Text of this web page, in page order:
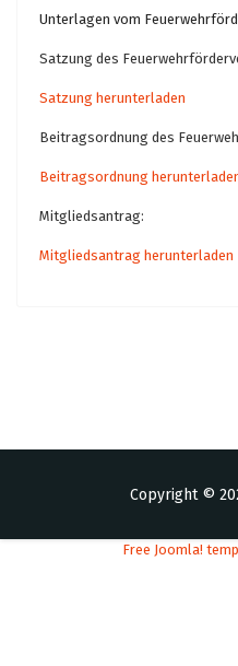
Unterlagen vom
Satzung des
Satzung herunterladen
Beitragsordnung des
Beitragsordnung
Mitgliedsantrag:
Mitgliedsantrag herunterladen
Copyright ©
Free Joomla!